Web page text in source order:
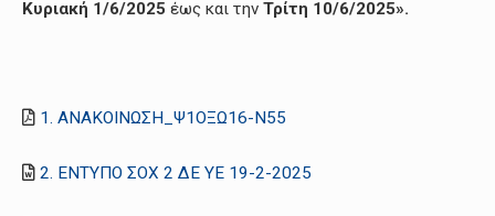
Κυριακή 1/6/2025 έως και την Τρίτη 10/6/2025».
1. ΑΝΑΚΟΙΝΩΣΗ_Ψ1ΟΞΩ16-Ν55
2. ΕΝΤΥΠΟ ΣΟΧ 2 ΔΕ ΥΕ 19-2-2025